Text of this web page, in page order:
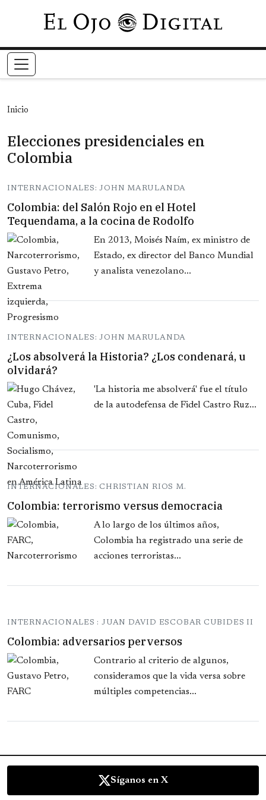
Pasar al contenido principal
Inicio
Elecciones presidenciales en
Colombia
INTERNACIONALES: JOHN MARULANDA
Colombia: del Salón Rojo en el Hotel
Tequendama, a la cocina de Rodolfo
En 2013, Moisés Naím, ex ministro de
Estado, ex director del Banco Mundial
y analista venezolano...
INTERNACIONALES: JOHN MARULANDA
¿Los absolverá la Historia? ¿Los condenará, u
olvidará?
'La historia me absolverá' fue el título
de la autodefensa de Fidel Castro Ruz...
INTERNACIONALES: CHRISTIAN RIOS M.
Colombia: terrorismo versus democracia
A lo largo de los últimos años,
Colombia ha registrado una serie de
acciones terroristas...
INTERNACIONALES : JUAN DAVID ESCOBAR CUBIDES II
Colombia: adversarios perversos
Contrario al criterio de algunos,
consideramos que la vida versa sobre
múltiples competencias...
Síganos en X